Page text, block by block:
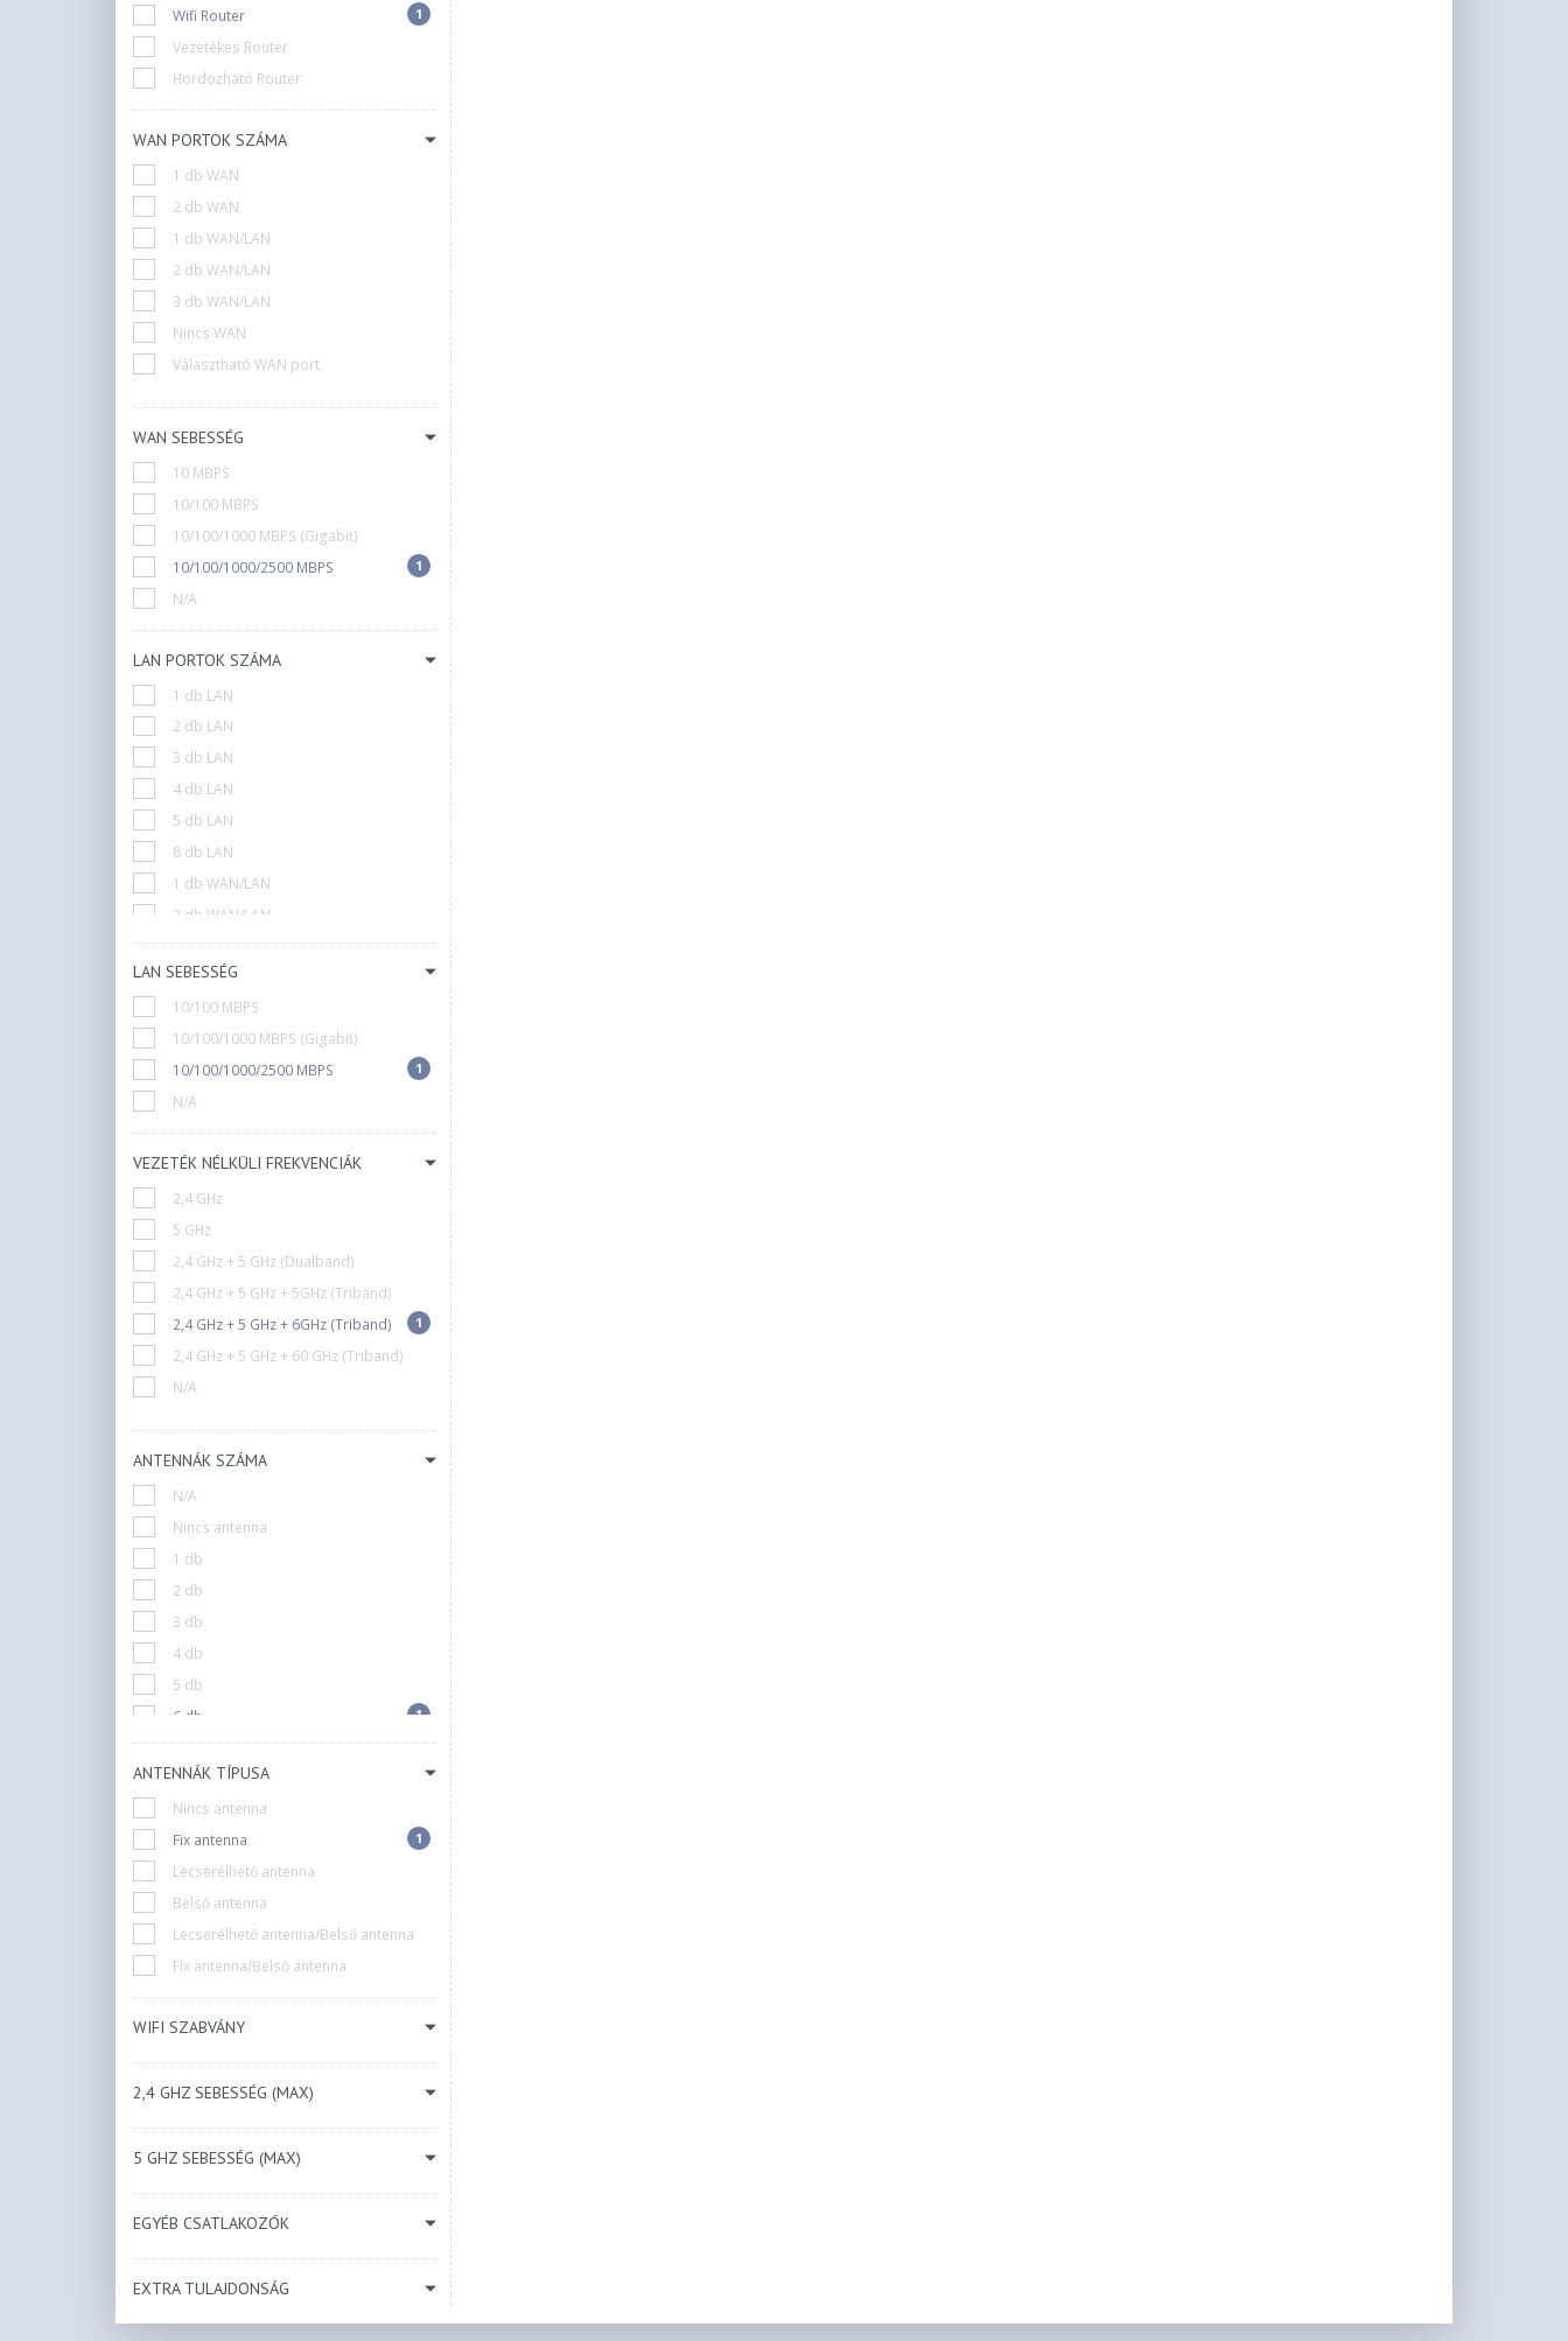
Qnap
Synology
TP-Link
Teltonika
Tenda
UBiQUiTi
Xiaomi
ZTE
Zyxel
Wifi Router 1
Vezetékes Router
Hordozható Router
WAN PORTOK SZÁMA
1 db WAN
2 db WAN
1 db WAN/LAN
2 db WAN/LAN
3 db WAN/LAN
Nincs WAN
Választható WAN port
WAN SEBESSÉG
10 MBPS
10/100 MBPS
10/100/1000 MBPS (Gigabit)
10/100/1000/2500 MBPS
1
N/A
LAN PORTOK SZÁMA
1 db LAN
2 db LAN
3 db LAN
4 db LAN
5 db LAN
8 db LAN
1 db WAN/LAN
2 db WAN/LAN
3 db WAN/LAN
Nincs LAN
LAN SEBESSÉG
10/100 MBPS
10/100/1000 MBPS (Gigabit)
10/100/1000/2500 MBPS
1
N/A
VEZETÉK NÉLKÜLI FREKVENCIÁK
2,4 GHz
5 GHz
2,4 GHz + 5 GHz (Dualband)
2,4 GHz + 5 GHz + 5GHz (Triband)
2,4 GHz + 5 GHz + 6GHz (Triband)
1
2,4 GHz + 5 GHz + 60 GHz (Triband)
N/A
ANTENNÁK SZÁMA
N/A
Nincs antenna
1 db
2 db
3 db
4 db
5 db
6 db
1
8 db
10 db
ANTENNÁK TÍPUSA
Nincs antenna
Fix antenna
1
Lecserélhető antenna
Belső antenna
Lecserélhető antenna/Belső antenna
Fix antenna/Belső antenna
WIFI SZABVÁNY
2,4 GHZ SEBESSÉG (MAX)
5 GHZ SEBESSÉG (MAX)
EGYÉB CSATLAKOZÓK
EXTRA TULAJDONSÁG